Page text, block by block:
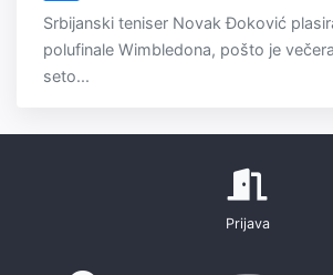
Srbijanski teniser Novak Đoković
polufinale Wimbledona, pošto je
seto...
Prijava